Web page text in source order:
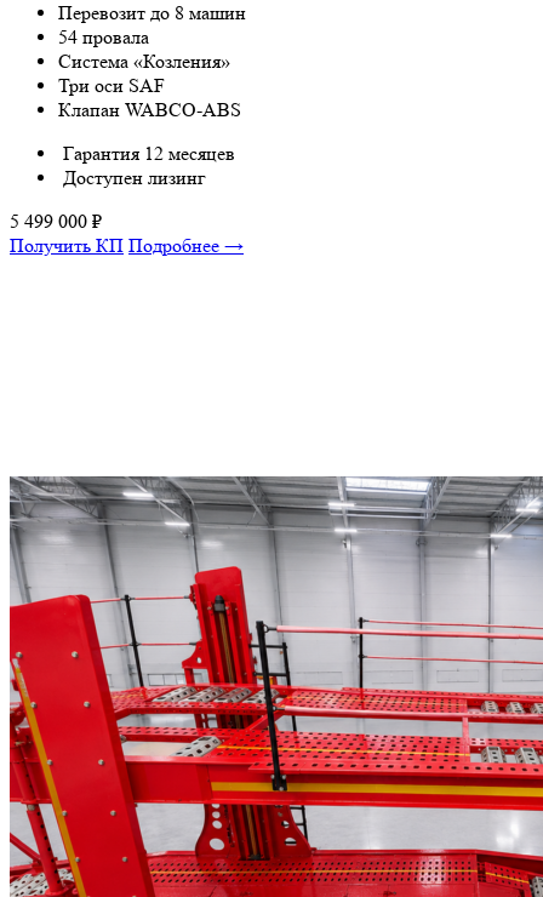
Перевозит до 8 машин
54 провала
Система «Козления»
Три оси SAF
Клапан WABCO-ABS
Гарантия 12 месяцев
Доступен лизинг
5 499 000 ₽
Получить КП Подробнее →